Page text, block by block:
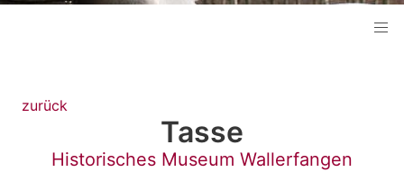
zurück
Tasse
Historisches Museum Wallerfangen